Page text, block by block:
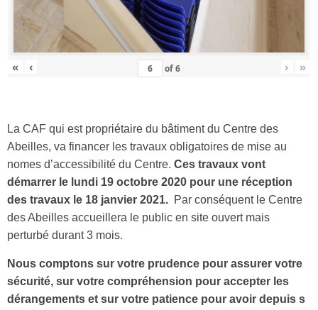
« ‹ of6 › »
La CAF qui est propriétaire du bâtiment du Centre des
Abeilles, va financer les travaux obligatoires de mise au
nomes d’accessibilité du Centre. Ces travaux vont
démarrer le lundi 19 octobre 2020 pour une réception
des travaux le 18 janvier 2021. Par conséquent le Centre
des Abeilles accueillera le public en site ouvert mais
perturbé durant 3 mois.
Nous comptons sur votre prudence pour assurer votre
sécurité, sur votre compréhension pour accepter les
dérangements et sur votre patience pour avoir depuis s